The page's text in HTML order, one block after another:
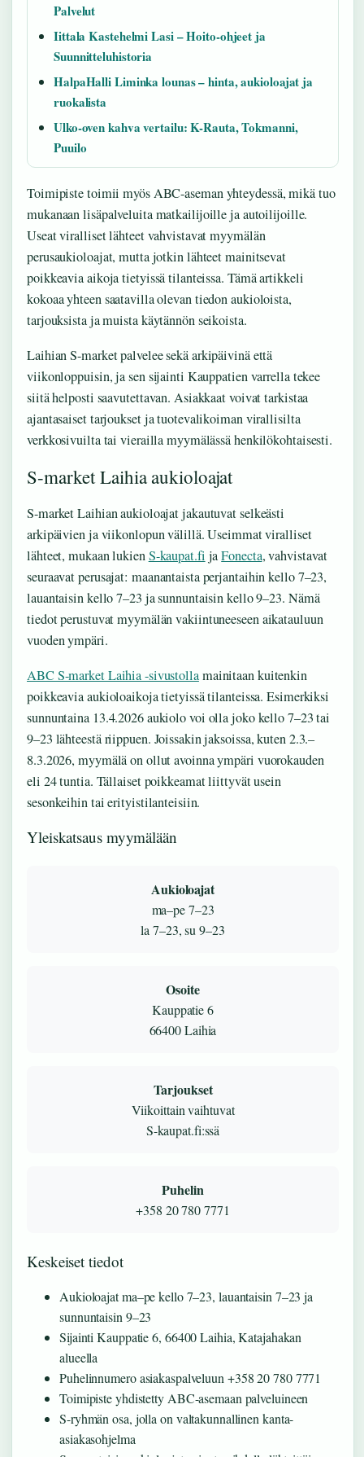
Palvelut
Iittala Kastehelmi Lasi – Hoito-ohjeet ja
Suunnitteluhistoria
HalpaHalli Liminka lounas – hinta, aukioloajat ja
ruokalista
Ulko-oven kahva vertailu: K-Rauta, Tokmanni,
Puuilo
Toimipiste toimii myös ABC-aseman yhteydessä, mikä tuo
mukanaan lisäpalveluita matkailijoille ja autoilijoille.
Useat viralliset lähteet vahvistavat myymälän
perusaukioloajat, mutta jotkin lähteet mainitsevat
poikkeavia aikoja tietyissä tilanteissa. Tämä artikkeli
kokoaa yhteen saatavilla olevan tiedon aukioloista,
tarjouksista ja muista käytännön seikoista.
Laihian S-market palvelee sekä arkipäivinä että
viikonloppuisin, ja sen sijainti Kauppatien varrella tekee
siitä helposti saavutettavan. Asiakkaat voivat tarkistaa
ajantasaiset tarjoukset ja tuotevalikoiman virallisilta
verkkosivuilta tai vierailla myymälässä henkilökohtaisesti.
S-market Laihia aukioloajat
S-market Laihian aukioloajat jakautuvat selkeästi
arkipäivien ja viikonlopun välillä. Useimmat viralliset
lähteet, mukaan lukienS-kaupat.fi jaFonecta, vahvistavat
seuraavat perusajat: maanantaista perjantaihin kello 7–23,
lauantaisin kello 7–23 ja sunnuntaisin kello 9–23. Nämä
tiedot perustuvat myymälän vakiintuneeseen aikatauluun
vuoden ympäri.
ABC S-market Laihia -sivustollamainitaan kuitenkin
poikkeavia aukioloaikoja tietyissä tilanteissa. Esimerkiksi
sunnuntaina 13.4.2026 aukiolo voi olla joko kello 7–23 tai
9–23 lähteestä riippuen. Joissakin jaksoissa, kuten 2.3.–
8.3.2026, myymälä on ollut avoinna ympäri vuorokauden
eli 24 tuntia. Tällaiset poikkeamat liittyvät usein
sesonkeihin tai erityistilanteisiin.
Yleiskatsaus myymälään
Aukioloajat
ma–pe 7–23
la 7–23, su 9–23
Osoite
Kauppatie 6
66400 Laihia
Tarjoukset
Viikoittain vaihtuvat
S-kaupat.fi:ssä
Puhelin
+358 20 780 7771
Keskeiset tiedot
Aukioloajat ma–pe kello 7–23, lauantaisin 7–23 ja
sunnuntaisin 9–23
Sijainti Kauppatie 6, 66400 Laihia, Katajahakan
alueella
Puhelinnumero asiakaspalveluun +358 20 780 7771
Toimipiste yhdistetty ABC-asemaan palveluineen
S-ryhmän osa, jolla on valtakunnallinen kanta-
asiakasohjelma